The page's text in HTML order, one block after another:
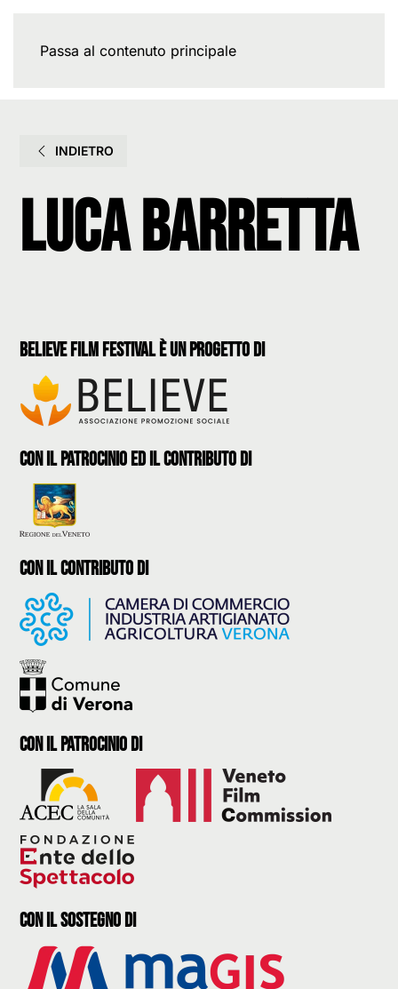
Passa al contenuto principale
INDIETRO
Luca Barretta
believe film festival è un progetto di
con il patrocinio ed il contributo di
con il contributo di
con il Patrocinio di
con il sostegno di